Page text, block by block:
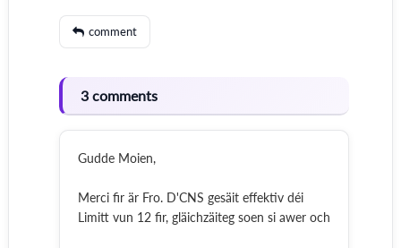
comment
3 comments
Gudde Moien,
Merci fir är Fro. D'CNS gesäit effektiv déi
Limitt vun 12 fir, gläichzäiteg soen si awer och